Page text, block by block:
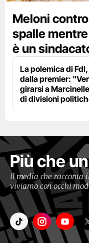
Meloni
spalle
è un
La polemica di
dalla premier:
girarsi a
di divisioni
Più che
Il media che racconta
viviamo con occhi